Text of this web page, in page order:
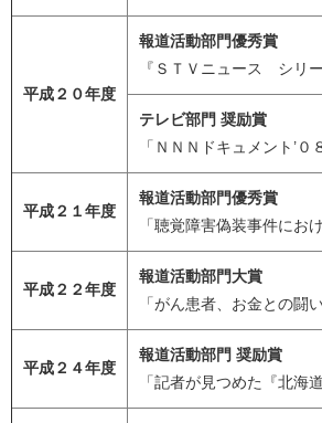
平成２０年度
報道活動部門優秀賞
『ＳＴＶニュース シリ
テレビ部門 奨励賞
「ＮＮＮドキュメント’
平成２１年度
報道活動部門優秀賞
「聴覚障害偽装事件にお
平成２２年度
報道活動部門大賞
「がん患者、お金との
平成２４年度
報道活動部門 奨励賞
「記者が見つめた『北海